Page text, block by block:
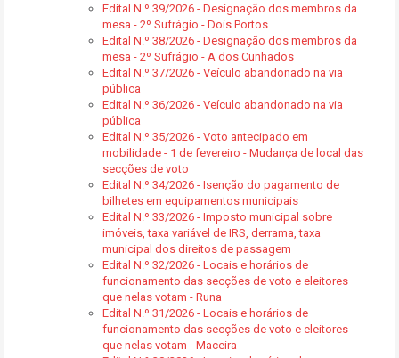
Edital N.º 39/2026 - Designação dos membros da
mesa - 2º Sufrágio - Dois Portos
Edital N.º 38/2026 - Designação dos membros da
mesa - 2º Sufrágio - A dos Cunhados
Edital N.º 37/2026 - Veículo abandonado na via
pública
Edital N.º 36/2026 - Veículo abandonado na via
pública
Edital N.º 35/2026 - Voto antecipado em
mobilidade - 1 de fevereiro - Mudança de local das
secções de voto
Edital N.º 34/2026 - Isenção do pagamento de
bilhetes em equipamentos municipais
Edital N.º 33/2026 - Imposto municipal sobre
imóveis, taxa variável de IRS, derrama, taxa
municipal dos direitos de passagem
Edital N.º 32/2026 - Locais e horários de
funcionamento das secções de voto e eleitores
que nelas votam - Runa
Edital N.º 31/2026 - Locais e horários de
funcionamento das secções de voto e eleitores
que nelas votam - Maceira